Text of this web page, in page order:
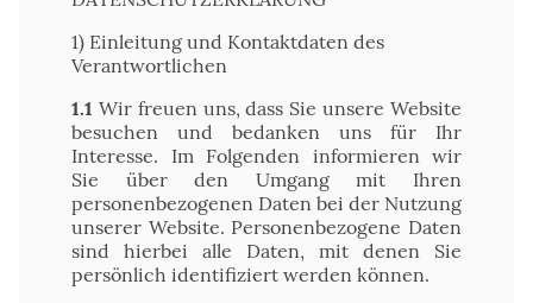
1) Einleitung und Kontaktdaten des
Verantwortlichen
1.1 Wir freuen uns, dass Sie unsere Website
besuchen und bedanken uns für Ihr
Interesse. Im Folgenden informieren wir
Sie über den Umgang mit Ihren
personenbezogenen Daten bei der Nutzung
unserer Website. Personenbezogene Daten
sind hierbei alle Daten, mit denen Sie
persönlich identifiziert werden können.